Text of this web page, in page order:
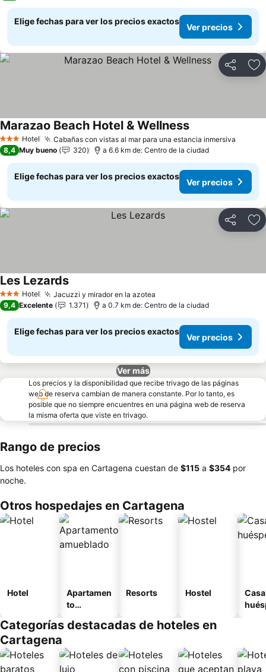
Elige fechas para ver los precios exactos
Ver precios
Compartir
3 Estrellas
Hotel Cabañas con vistas al mar para una estancia inmersiva
Marazao Beach Hotel & WellnessVer precios
8,4 Muy bueno 320 a 6.6 km de: Centro de la ciudad
Elige fechas para ver los precios exactos
Ver precios
Compartir
3 Estrellas
Hotel Jacuzzi y mirador en la azotea
Les LezardsVer precios
9,4 Excelente 1.371 a 0.7 km de: Centro de la ciudad
Elige fechas para ver los precios exactos
Ver precios
Ver más
Los precios y la disponibilidad que recibe trivago de las páginas
web de reserva cambian de manera constante. Por lo tanto, es
posible que no siempre encuentres en una página web de reserva
la misma oferta que viste en trivago.
Rango de precios
Los hoteles con spa en Cartagena cuestan de ‎$115 a ‎$354 por
noche.
Otros hospedajes en Cartagena
Hotel
Apartamen
to
o
Resorts Hostel
Categorías destacadas de hoteles en
Cartagena